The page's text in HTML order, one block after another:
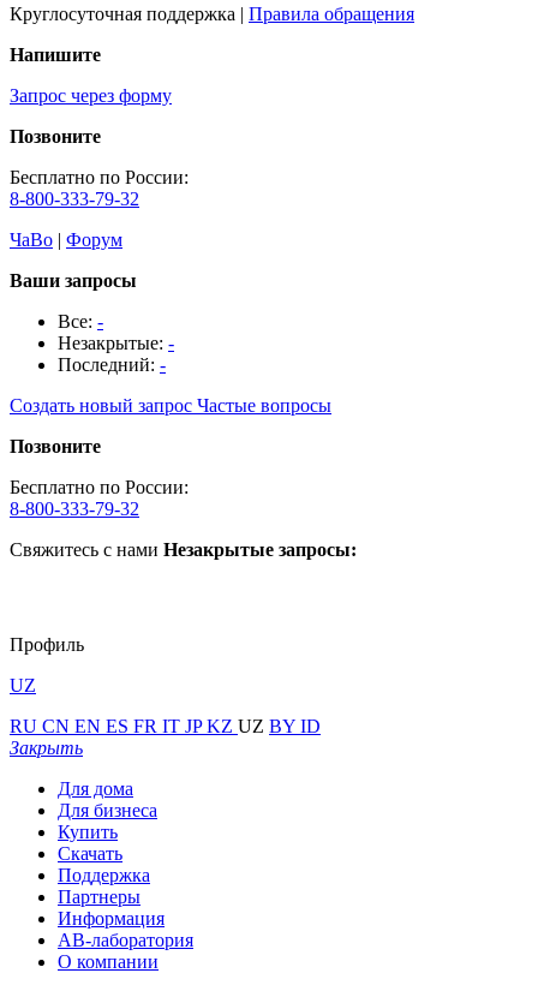
Круглосуточная поддержка | Правила обращения
Напишите
Запрос через форму
Позвоните
Бесплатно по России:
8-800-333-79-32
ЧаВо | Форум
Ваши запросы
Все: -
Незакрытые: -
Последний: -
Создать новый запрос Частые вопросы
Позвоните
Бесплатно по России:
8-800-333-79-32
Свяжитесь с нами Незакрытые запросы:
Профиль
UZ
RU CN EN ES FR IT JPKZ UZ BY ID
Закрыть
Для дома
Для бизнеса
Купить
Скачать
Поддержка
Партнеры
Информация
АВ-лаборатория
О компании